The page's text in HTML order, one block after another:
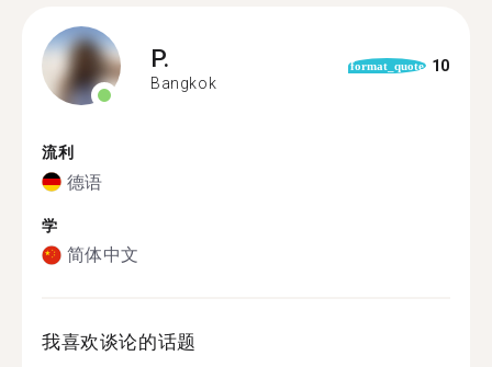
P.
Bangkok
format_quote 10
流利
德语
学
简体中文
我喜欢谈论的话题